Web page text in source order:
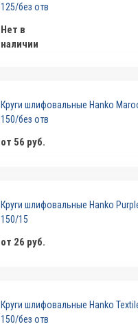
125/без отв
Нет в
наличии
Круги шлифовальные Hanko
150/без отв
от 56 руб.
Круги шлифовальные Hanko
150/15
от 26 руб.
Круги шлифовальные Hanko
150/без отв